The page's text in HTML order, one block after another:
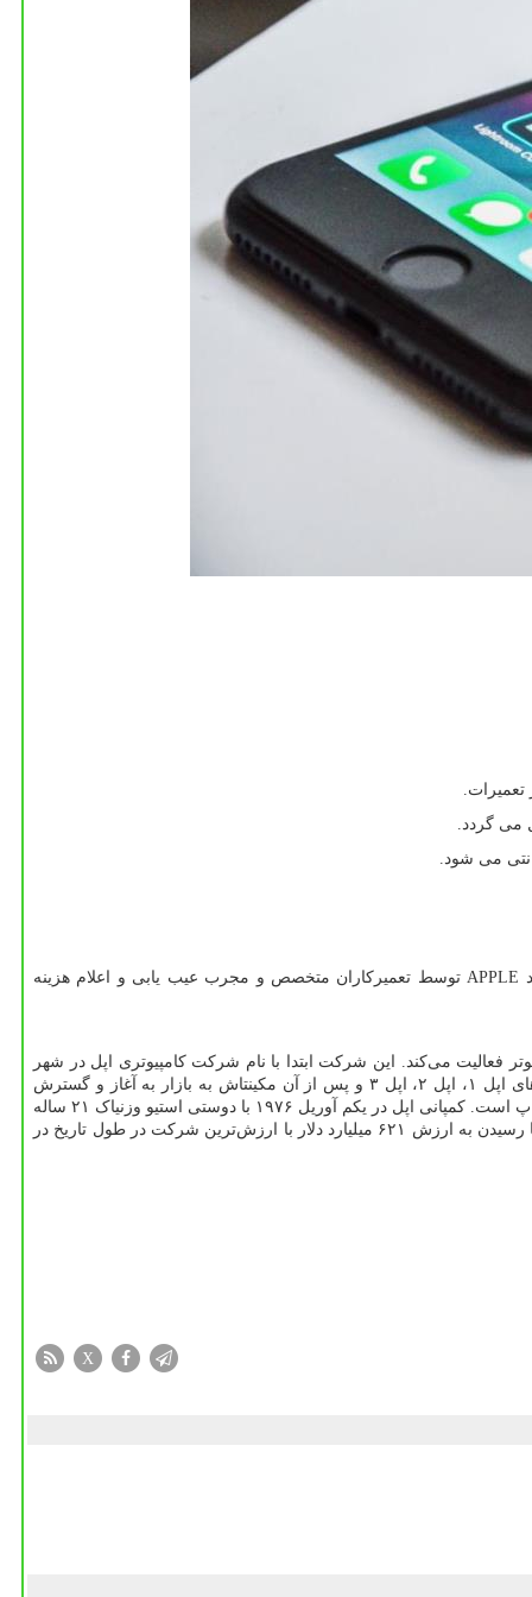
تعمیرات.
می گردد.
APPLEتوسط تعمیرکاران متخصص و مجرب عیب یابی و اعلام هزینه
می‌کند. این شرکت ابتدا با نام شرکت کامپیوتری اپل در شهر
اپل ۱ ، اپل ۲، اپل ۳ و پس از آن مکینتاش به بازار به آغاز و گسترش
است. کمپانی اپل در یکم آوریل ۱۹۷۶ با دوستی استیو وزنیاک ۲۱ساله
رسیدن به ارزش ۶۲۱ میلیارد دلار با ارزش‌ترین شرکت در طول تاریخ در
X